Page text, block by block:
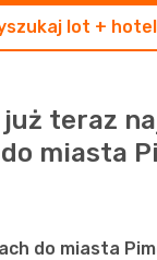
lot + hotel
teraz
miasta
do miasta